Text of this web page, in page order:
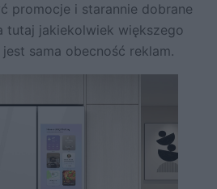
promocje i starannie dobrane
tutaj jakiekolwiek większego
sama obecność reklam.